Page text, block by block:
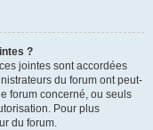
?
jointes sont accordées
du forum ont peut-
forum concerné, ou seuls
Pour plus
du forum.